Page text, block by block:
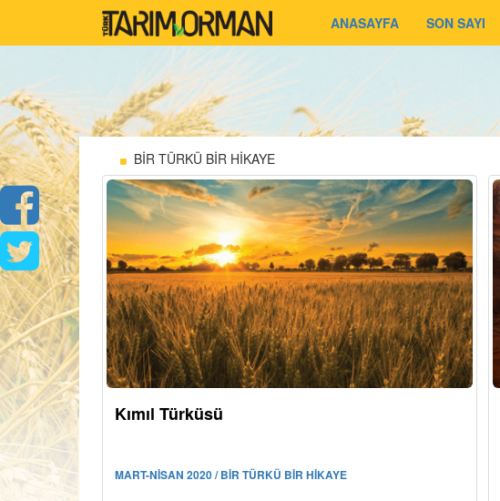
ANASAYFA SON SAYI
BİR TÜRKÜ BİR HİKAYE
Kımıl Türküsü
MART-NİSAN 2020 / BİR TÜRKÜ BİR HİKAYE